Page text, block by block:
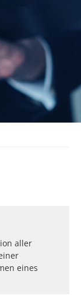
aller
eines